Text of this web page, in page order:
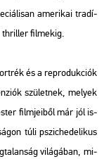
ame­ri­kai tra­dí­
th­ril­ler fil­me­kig.
és a re­pro­duk­ci­ók
szü­let­nek, me­lyek
film­je­i­ből már jól is­
túli pszi­che­de­li­kus
vi­lá­gá­ban, mi­